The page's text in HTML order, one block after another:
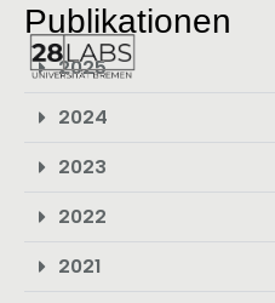
Publikationen
2025
2024
2023
2022
2021